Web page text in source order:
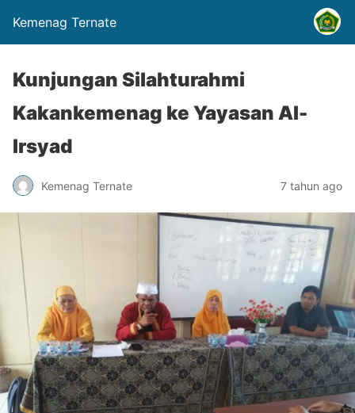
Kemenag Ternate
Kunjungan Silahturahmi
Kakankemenag ke Yayasan Al-
Irsyad
Kemenag Ternate 7 tahun ago